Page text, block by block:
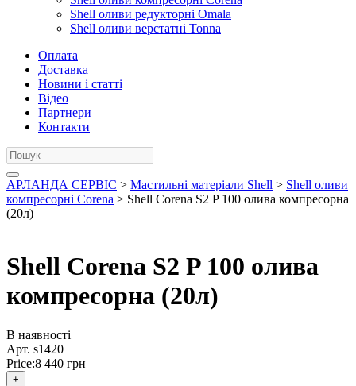
Shell оливи редукторні Omala
Shell оливи верстатні Tonna
Оплата
Доставка
Новини і статті
Відео
Партнери
Контакти
АРЛАНДА СЕРВІС > Мастильні матеріали Shell > Shell оливи
компресорні Corena > Shell Corena S2 P 100 олива компресорна
(20л)
Shell Corena S2 P 100 олива
компресорна (20л)
В наявності
Арт. s1420
Price:8 440 грн
+